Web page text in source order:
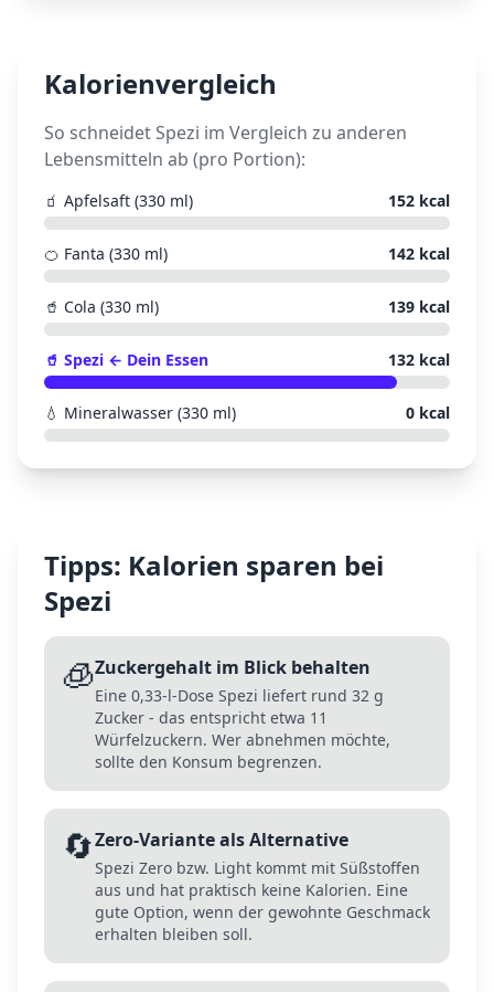
Kalorienvergleich
So schneidetSpezi im Vergleich zu anderen
Lebensmitteln ab (pro Portion):
🧃 Apfelsaft (330 ml) 152 kcal
🍊 Fanta (330 ml) 142 kcal
🥤 Cola (330 ml) 139 kcal
🥤 Spezi ← Dein Essen 132 kcal
💧 Mineralwasser (330 ml) 0 kcal
Tipps: Kalorien sparen bei
Spezi
🧊Zuckergehalt im Blick behalten
Eine 0,33-l-Dose Spezi liefert rund 32 g
Zucker - das entspricht etwa 11
Würfelzuckern. Wer abnehmen möchte,
sollte den Konsum begrenzen.
🔄Zero-Variante als Alternative
Spezi Zero bzw. Light kommt mit Süßstoffen
aus und hat praktisch keine Kalorien. Eine
gute Option, wenn der gewohnte Geschmack
erhalten bleiben soll.